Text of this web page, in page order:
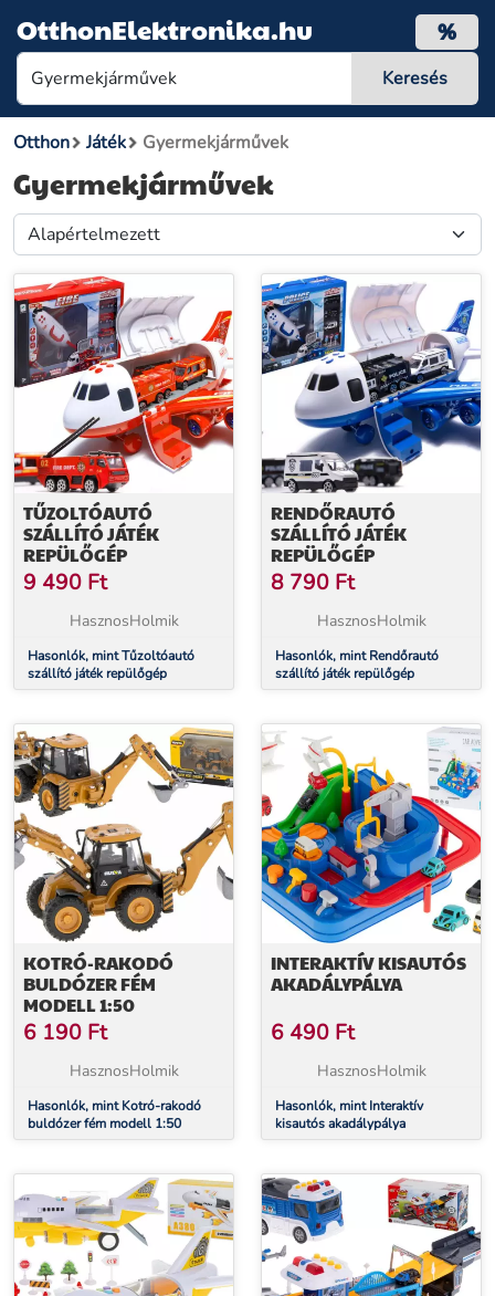
OtthonElektronika.hu %
Otthon Játék Gyermekjárművek
Gyermekjárművek
TŰZOLTÓAUTÓ
SZÁLLÍTÓ JÁTÉK
REPÜLŐGÉP
9 490 Ft
HasznosHolmik
Hasonlók, mint Tűzoltóautó
szállító játék repülőgép
RENDŐRAUTÓ
SZÁLLÍTÓ JÁTÉK
REPÜLŐGÉP
8 790 Ft
HasznosHolmik
Hasonlók, mint Rendőrautó
szállító játék repülőgép
KOTRÓ-RAKODÓ
BULDÓZER FÉM
MODELL 1:50
6 190 Ft
HasznosHolmik
Hasonlók, mint Kotró-rakodó
buldózer fém modell 1:50
INTERAKTÍV KISAUTÓS
AKADÁLYPÁLYA
6 490 Ft
HasznosHolmik
Hasonlók, mint Interaktív
kisautós akadálypálya